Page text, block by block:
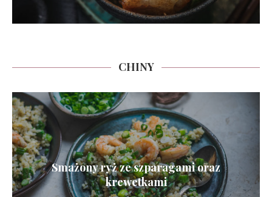
CHINY
Smażony ryż ze szparagami oraz
krewetkami